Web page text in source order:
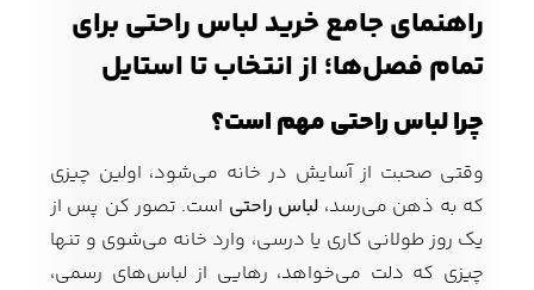
مردانه
کیف مردانه
کیف پول و جاکارتی
کمربند مردانه
راهنمای جامع خرید لباس راحتی برای
تمام فصل‌ها؛ از انتخاب تا استایل
چرا لباس راحتی مهم است؟
وقتی صحبت از آسایش در خانه می‌شود، اولین چیزی
که به ذهن می‌رسد، لباس راحتی است. تصور کن پس از
یک روز طولانی کاری یا درسی، وارد خانه می‌شوی و تنها
چیزی که دلت می‌خواهد، رهایی از لباس‌های رسمی،